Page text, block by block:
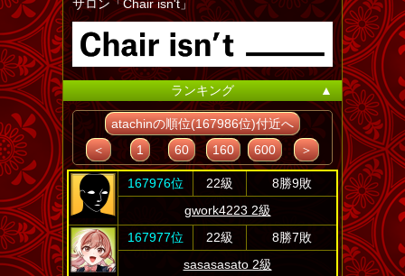
サロン「Chair isn't」
ランキング ▲
atachinの順位(167986位)付近へ
＜
1 60 160 600 ＞
167976位 22級
8勝9敗
gwork4223 2級
167977位
22級
8勝7敗
sasasasato 2級